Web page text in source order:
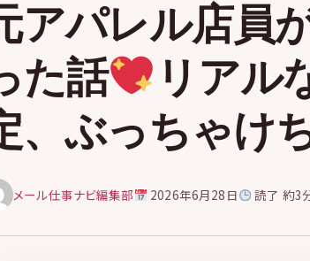
アパレル店員
た話
リアル
、ぶっちゃけ
メール仕事ナビ編集部 2026年6月28日 読了 約3